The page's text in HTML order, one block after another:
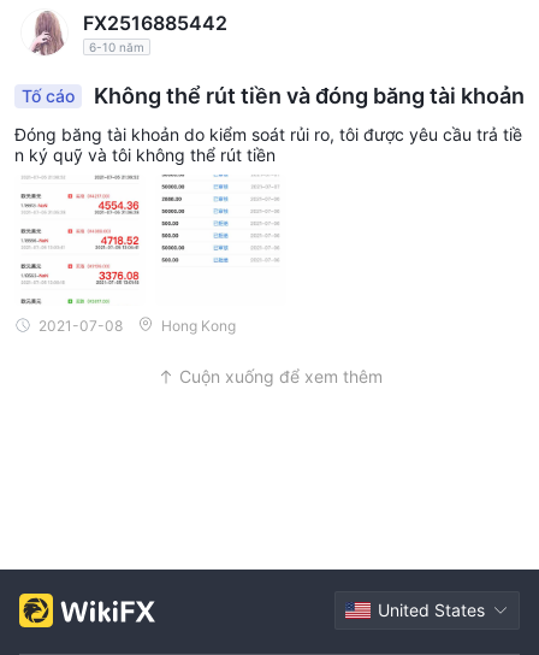
FX2516885442
6-10 năm
Tố cáo Không thể rút tiền và đóng băng tài khoản
Đóng băng tài khoản do kiểm soát rủi ro, tôi được yêu cầu trả tiề
n ký quỹ và tôi không thể rút tiền
2021-07-08 Hong Kong
Cuộn xuống để xem thêm
United States